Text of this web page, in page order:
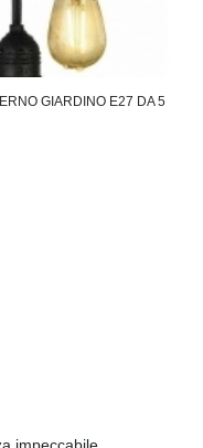
GIARDINO E27 DA 5